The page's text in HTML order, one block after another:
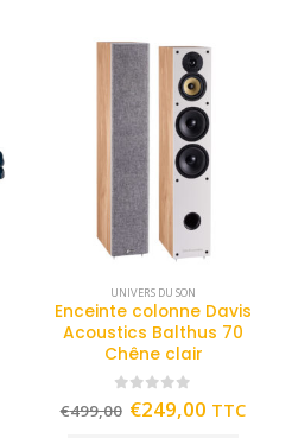
UNIVERS DU SON
Enceinte colonne Davis
Acoustics Balthus 70
Chêne clair
out of 5
€499,00 €249,00 TTC